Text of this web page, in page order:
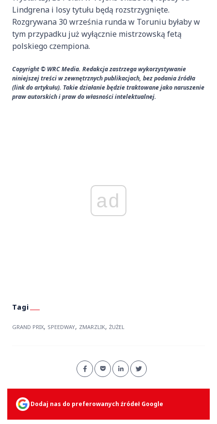
Lindgrena i losy tytułu będą rozstrzygnięte.
Rozgrywana 30 września runda w Toruniu byłaby w
tym przypadku już wyłącznie mistrzowską fetą
polskiego czempiona.
Copyright © WRC Media. Redakcja zastrzega wykorzystywanie
niniejszej treści w zewnętrznych publikacjach, bez podania źródła
(link do artykułu). Takie działanie będzie traktowane jako naruszenie
praw autorskich i praw do własności intelektualnej.
ad
GRAND PRIX, SPEEDWAY, ZMARZLIK, ŻUŻEL
Dodaj nas do preferowanych źródeł Google